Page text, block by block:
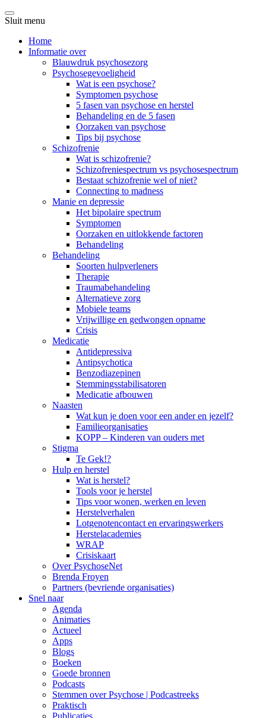
Sluit menu
Home
Informatie over
Blauwdruk psychosezorg
Psychosegevoeligheid
Wat is een psychose?
Symptomen psychose
5 fasen van psychose en herstel
Behandeling en de 5 fasen
Oorzaken van psychose
Tips bij psychose
Schizofrenie
Wat is schizofrenie?
Schizofreniespectrum vs psychosespectrum
Bestaat schizofrenie wel of niet?
Connecting to madness
Manie en depressie
Het bipolaire spectrum
Symptomen
Oorzaken en uitlokkende factoren
Behandeling
Behandeling
Soorten hulpverleners
Therapie
Traumabehandeling
Alternatieve zorg
Mobiele teams
Vrijwillige en gedwongen opname
Crisis
Medicatie
Antidepressiva
Antipsychotica
Benzodiazepinen
Stemmingsstabilisatoren
Medicatie afbouwen
Naasten
Wat kun je doen voor een ander en jezelf?
Familieorganisaties
KOPP – Kinderen van ouders met
Stigma
Te Gek!?
Hulp en herstel
Wat is herstel?
Tools voor je herstel
Tips voor wonen, werken en leven
Herstelverhalen
Lotgenotencontact en ervaringswerkers
Herstelacademies
WRAP
Crisiskaart
Over PsychoseNet
Brenda Froyen
Partners (bevriende organisaties)
Snel naar
Agenda
Animaties
Actueel
Apps
Blogs
Boeken
Goede bronnen
Podcasts
Stemmen over Psychose | Podcastreeks
Praktisch
Publicaties